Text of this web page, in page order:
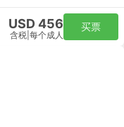
USD 456
含税 每个成人
买票